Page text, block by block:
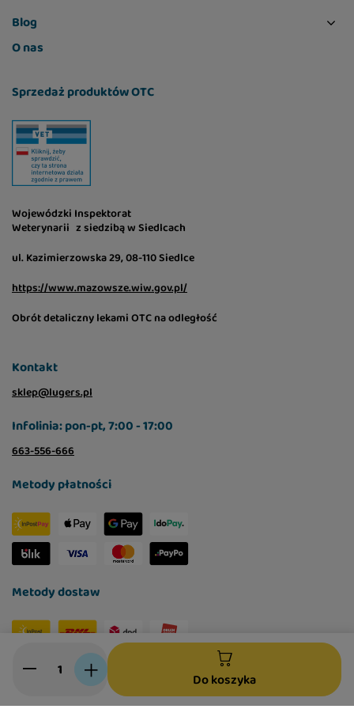
Do koszyka
oraz substancji odżywczych, w tym
wartościowych kwasów Omega-6 oraz B-
karotenu.
przemiany materii. Jest doskonała dla kotów,
pomaga przekształcać tłuszcze w energię,
dlatego jest tak ważna dla młodych,
energicznych czworonogów, a także tych, które
przejawiają tendencję do tycia.
SKŁAD:
królik 40% (w tym ok. 55% mięsa z mięśni, ok.
podroby),
cielęcina 30% (w tym ok. 47% mięsa z mięśni i
serc,
ok. 27%, wątróbka, ok. 26% płuca),
bulion z królika i cielęciny 28,4%,
minerały 1%,
olej z łososia 0,5%,
spirulina 0,1%.
Blog
O nas
Sprzedaż produktów OTC
Wojewódzki Inspektorat
Weterynarii z siedzibą w Siedlcach
ul. Kazimierzowska 29, 08-110 Siedlce
https://www.mazowsze.wiw.gov.pl/
Obrót detaliczny lekami OTC na odległość
Kontakt
sklep@lugers.pl
Infolinia: pon-pt, 7:00 - 17:00
663-556-666
Metody płatności
Metody dostaw
Social media